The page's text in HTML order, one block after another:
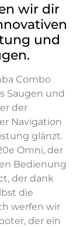
wir dir
und
Combo
Saugen und
der
Navigation
glänzt.
Omni, der
Bedienung
der dank
die
werfen wir
der ein